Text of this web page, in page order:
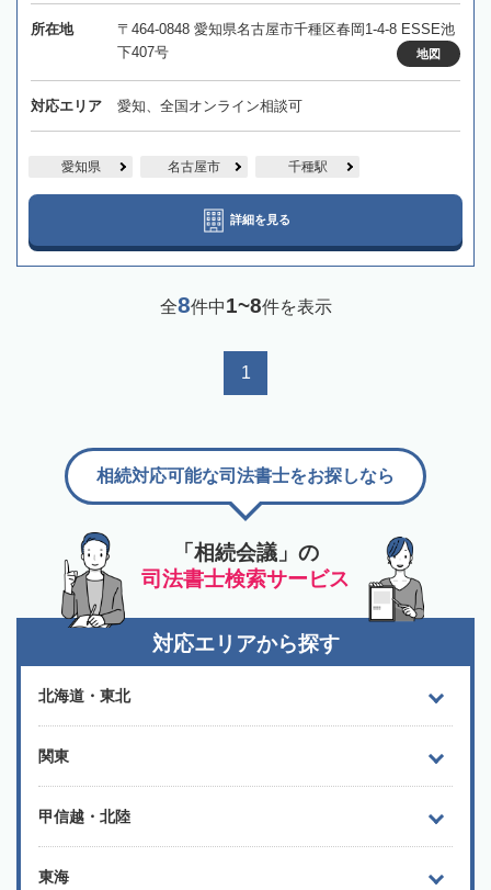
所在地
〒464-0848 愛知県名古屋市千種区春岡1-4-8 ESSE池
下407号
地図
対応エリア 愛知、全国オンライン相談可
愛知県 名古屋市 千種駅
詳細を見る
全8件中1~8件を表示
1
「相続会議」の
司法書士検索サービス
相続対応可能な司法書士をお探しなら
対応エリアから探す
北海道・東北
関東
甲信越・北陸
東海